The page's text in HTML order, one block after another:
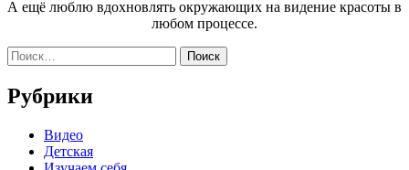
А ещё люблю вдохновлять окружающих на видение красоты в
любом процессе.
Найти:
Рубрики
Видео
Детская